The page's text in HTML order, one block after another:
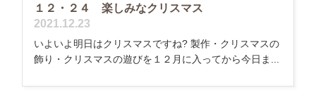
１２・２４ 楽しみなクリスマス
2021.12.23
いよいよ明日はクリスマスですね? 製作・クリスマスの
飾り・クリスマスの遊びを１２月に入ってから今日ま...